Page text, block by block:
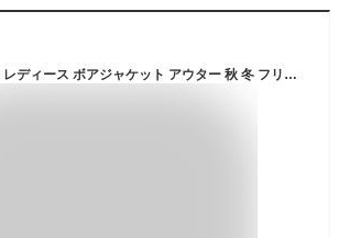
マーモット Marmot レディース ボアジャケット アウター 秋 冬 フリース アウトドア 保湿 TOWSJL44YY【あす楽対応_北海道】